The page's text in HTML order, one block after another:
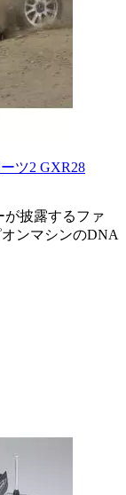
ツ2 GXR28
が披露するファ
ンマシンのDNA